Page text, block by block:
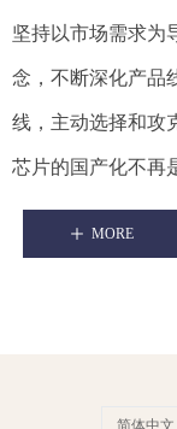
ꄸ MORE
坚持以市场需求为
念，不断深化产品
线，主动选择和攻
芯片的国产化不再
简体中文